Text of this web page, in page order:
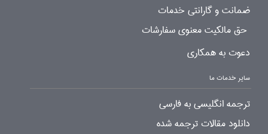
ضمانت و گارانتی خدمات
حق مالکیت معنوی سفارشات
دعوت به همکاری
سایر خدمات ما
ترجمه انگلیسی به فارسی
دانلود مقالات ترجمه شده